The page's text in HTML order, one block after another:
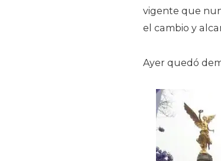
vigente que
el cambio y
Ayer quedó